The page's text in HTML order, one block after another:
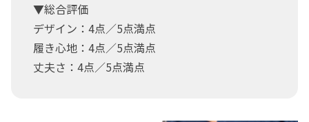
▼総合評価
デザイン：4点／5点満点
履き心地：4点／5点満点
丈夫さ：4点／5点満点